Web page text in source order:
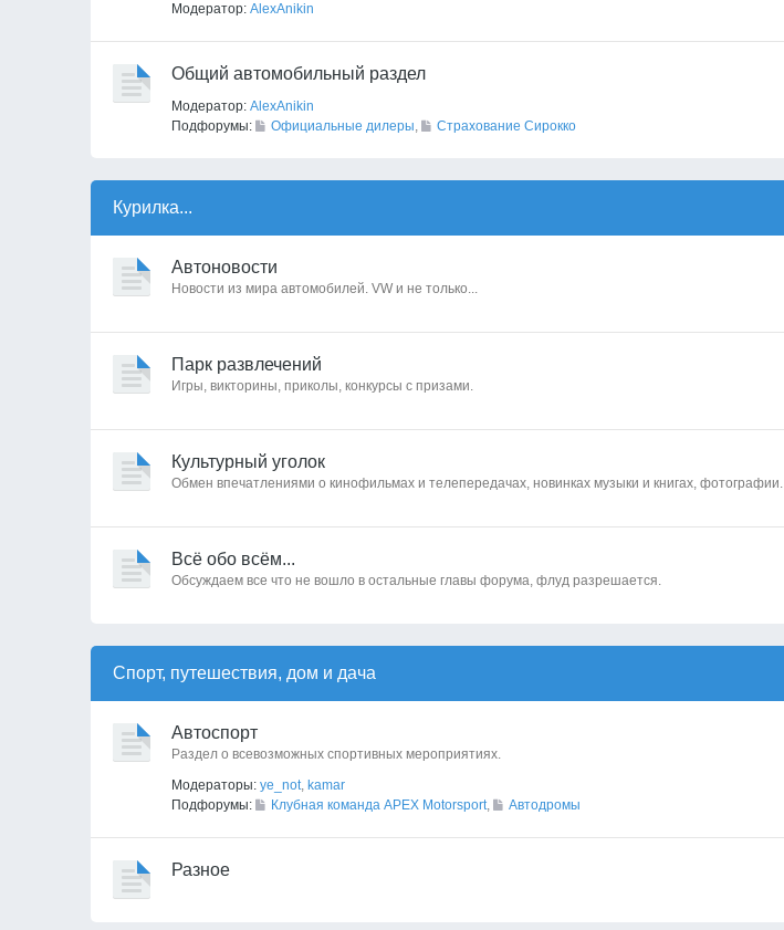
Модератор: AlexAnikin
Общий автомобильный раздел
Модератор: AlexAnikin
Подфорумы:
Официальные дилеры, Страхование Сирокко
Курилка...
Автоновости
Новости из мира автомобилей. VW и не только...
Парк развлечений
Игры, викторины, приколы, конкурсы с призами.
Культурный уголок
Обмен впечатлениями о кинофильмах и телепередачах, новинках музыки и книгах, фотографии.
Всё обо всём...
Обсуждаем все что не вошло в остальные главы форума, флуд разрешается.
Спорт, путешествия, дом и дача
Автоспорт
Раздел о всевозможных спортивных мероприятиях.
Модераторы: ye_not, kamar
Подфорумы:
Клубная команда APEX Motorsport, Автодромы
Разное